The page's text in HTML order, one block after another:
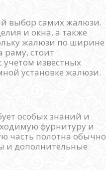
выбор самих жалюзи.
и окна, а также
жалюзи по ширине
раму, стоит
учетом известных
установке жалюзи.
особых знаний и
фурнитуру и
часть полотна обычно
и дополнительные